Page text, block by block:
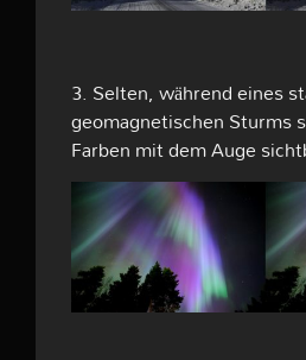
3. Selten, während eines
geomagnetischen Sturms
Farben mit dem Auge